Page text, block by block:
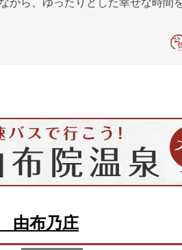
がら、ゆったりとした幸せな時間
布乃庄